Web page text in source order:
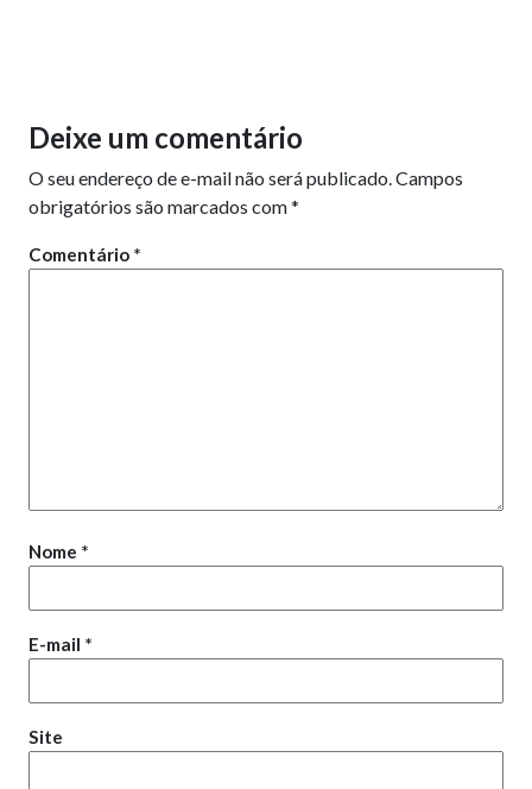
Deixe um comentário
O seu endereço de e-mail não será publicado.Campos
obrigatórios são marcados com*
Comentário *
Nome *
E-mail *
Site